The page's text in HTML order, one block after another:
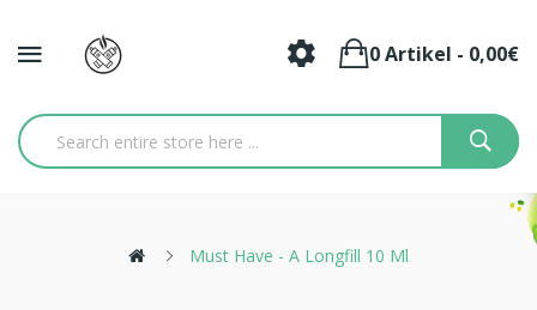
0 Artikel - 0,00€
Must Have - A Longfill 10 Ml